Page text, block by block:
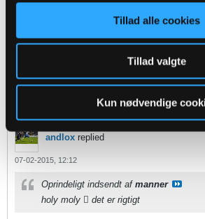
Tillad alle cookies
Tillad valgte
Kun nødvendige
FCV Opruster igen
http://www.bold.dk/nyt/fcv-henter-finsk-
FCV satser kraftigt på at blive oppe; de håber
forår hvor AaB var i lort ved vinterpausen og
- leje dyre spillere for at overleve. Vi er ca.
andlox replied
07-02-2015, 12:12
Oprindeligt indsendt af manner
holy moly  det er rigtigt